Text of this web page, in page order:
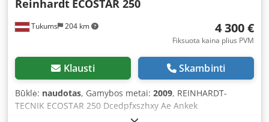
Tukums 204 km
Reinhardt ECOSTAR 250
4 300 €
Fiksuota kaina plius PVM
Klausti Skambinti
Būklė: naudotas, Gamybos metai: 2009, REINHARDT-
TECNIK ECOSTAR 250 Dcedpfxszhxy Ae Ankek